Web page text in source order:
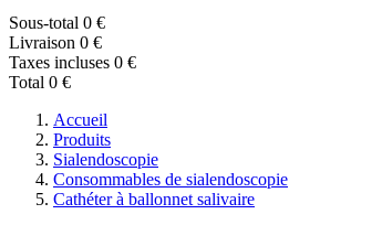
Sous-total 0 €
Livraison 0 €
Taxes incluses 0 €
Total 0 €
Accueil
Produits
Sialendoscopie
Consommables de sialendoscopie
Cathéter à ballonnet salivaire